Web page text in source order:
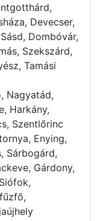
Devecser,
Dombóvár,
Szekszárd,
Tamási
Nagyatád,
Harkány,
Szentlőrinc
Enying,
Sárbogárd,
Gárdony,